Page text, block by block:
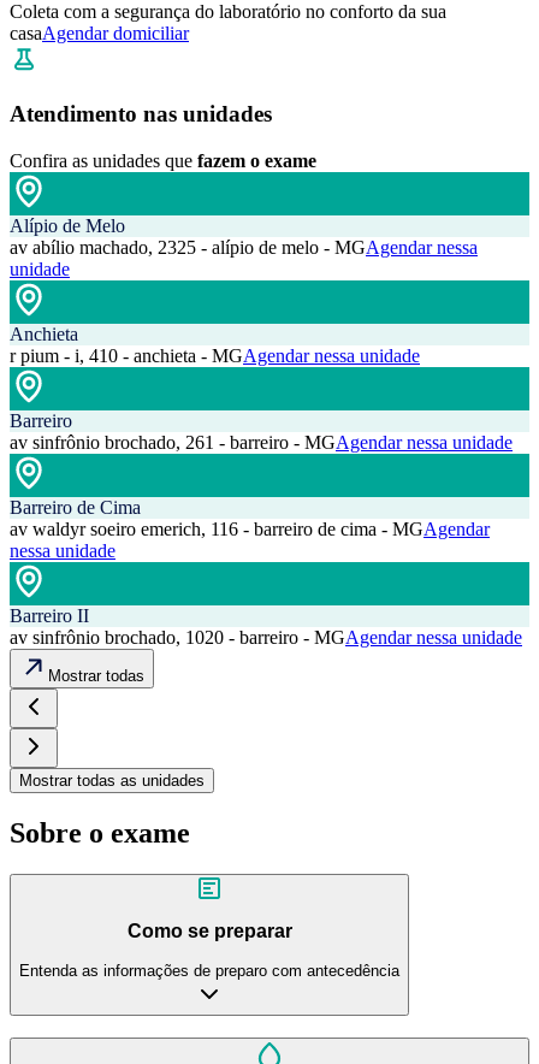
Coleta com a segurança do laboratório no conforto da sua
casaAgendar domiciliar
Atendimento nas unidades
Confira as unidades que fazem o exame
Alípio de Melo
av abílio machado, 2325 - alípio de melo - MGAgendar nessa
unidade
Anchieta
r pium - i, 410 - anchieta - MGAgendar nessa unidade
Barreiro
av sinfrônio brochado, 261 - barreiro - MGAgendar nessa unidade
Barreiro de Cima
av waldyr soeiro emerich, 116 - barreiro de cima - MGAgendar
nessa unidade
Barreiro II
av sinfrônio brochado, 1020 - barreiro - MGAgendar nessa unidade
Mostrar todas
Mostrar todas as unidades
Sobre o exame
Como se preparar
Entenda as informações de preparo com antecedência